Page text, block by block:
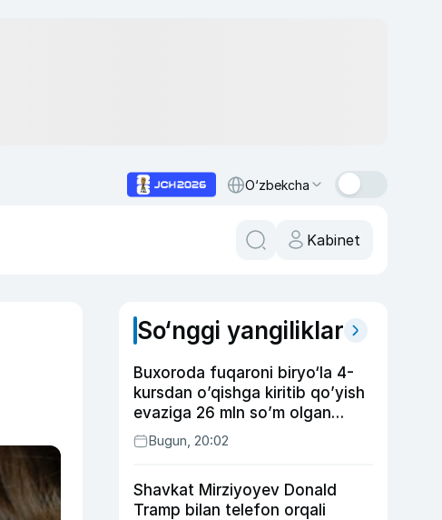
O‘zbekcha
Kabinet
So‘nggi yangiliklar
Buxoroda fuqaroni biryo‘la 4-
kursdan o’qishga kiritib qo’yish
evaziga 26 mln so’m olgan
shaxs ushlandi
Bugun, 20:02
Shavkat Mirziyoyev Donald
Tramp bilan telefon orqali